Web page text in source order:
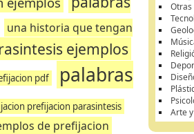
una historia que tengan
ejemplos
pdf
palabras
prefijacion parasintesis
de prefijacion
Arte